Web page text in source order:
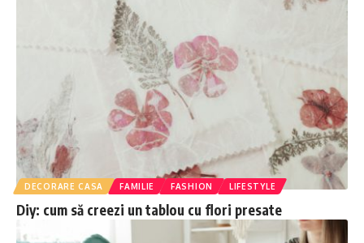
DECORARE CASA FAMILIE FASHION LIFESTYLE
Diy: cum să creezi un tablou cu flori presate